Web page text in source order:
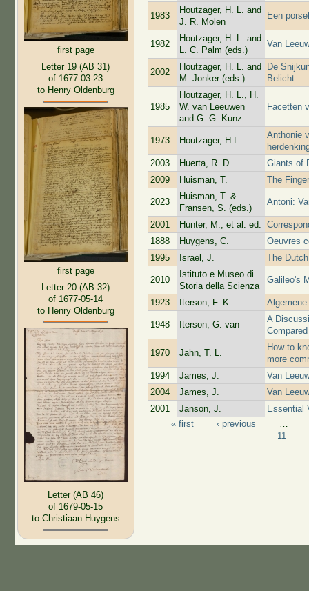
first page
Letter 19 (AB 31)
of 1677-03-23
to Henry Oldenburg
first page
Letter 20 (AB 32)
of 1677-05-14
to Henry Oldenburg
Letter (AB 46)
of 1679-05-15
to Christiaan Huygens
1983
Houtzager, H. L. and
J. R. Molen
Een
1982
Houtzager, H. L. and
L. C. Palm (eds.)
Van
2002
Houtzager, H. L. and
M. Jonker (eds.)
De
Belicht
1985
Houtzager, H. L., H.
W. van Leeuwen
and G. G. Kunz
Facetten
1973 Houtzager, H.L.
Anthonie
2003
Huerta, R. D.
Giants of
2009
Huisman, T. The
2023
Huisman, T. &
Fransen, S. (eds.)
Antoni:
2001 Hunter, M., et al. ed.
1888
Huygens, C.
Oeuvres
1995
Israel, J. The
2010
Istituto e Museo di
Storia della Scienza
Galileo's
1923 Iterson, F. K.
1948 Iterson, G. van
A
1970 Jahn, T. L.
How to
more
1994
James, J.
Van
2004
James, J.
Van
2001
Janson, J. Essential
Pages
« first ‹ previous
11